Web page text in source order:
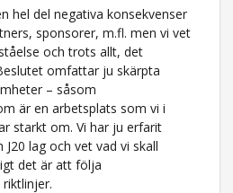
hel del negativa konsekvenser
sponsorer, m.fl. men vi vet
och trots allt, det
omfattar ju skärpta
– såsom
är en arbetsplats som vi i
starkt om. Vi har ju erfarit
lag och vet vad vi skall
det är att följa